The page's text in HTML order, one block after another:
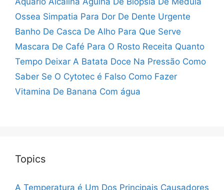
Ossea Simpatia Para Dor De Dente Urgente
Banho De Casca De Alho Para Que Serve
Mascara De Café Para O Rosto Receita Quanto
Tempo Deixar A Batata Doce Na Pressão Como
Saber Se O Cytotec é Falso Como Fazer
Vitamina De Banana Com água
Topics
A Temperatura é Um Dos Principais Causadores